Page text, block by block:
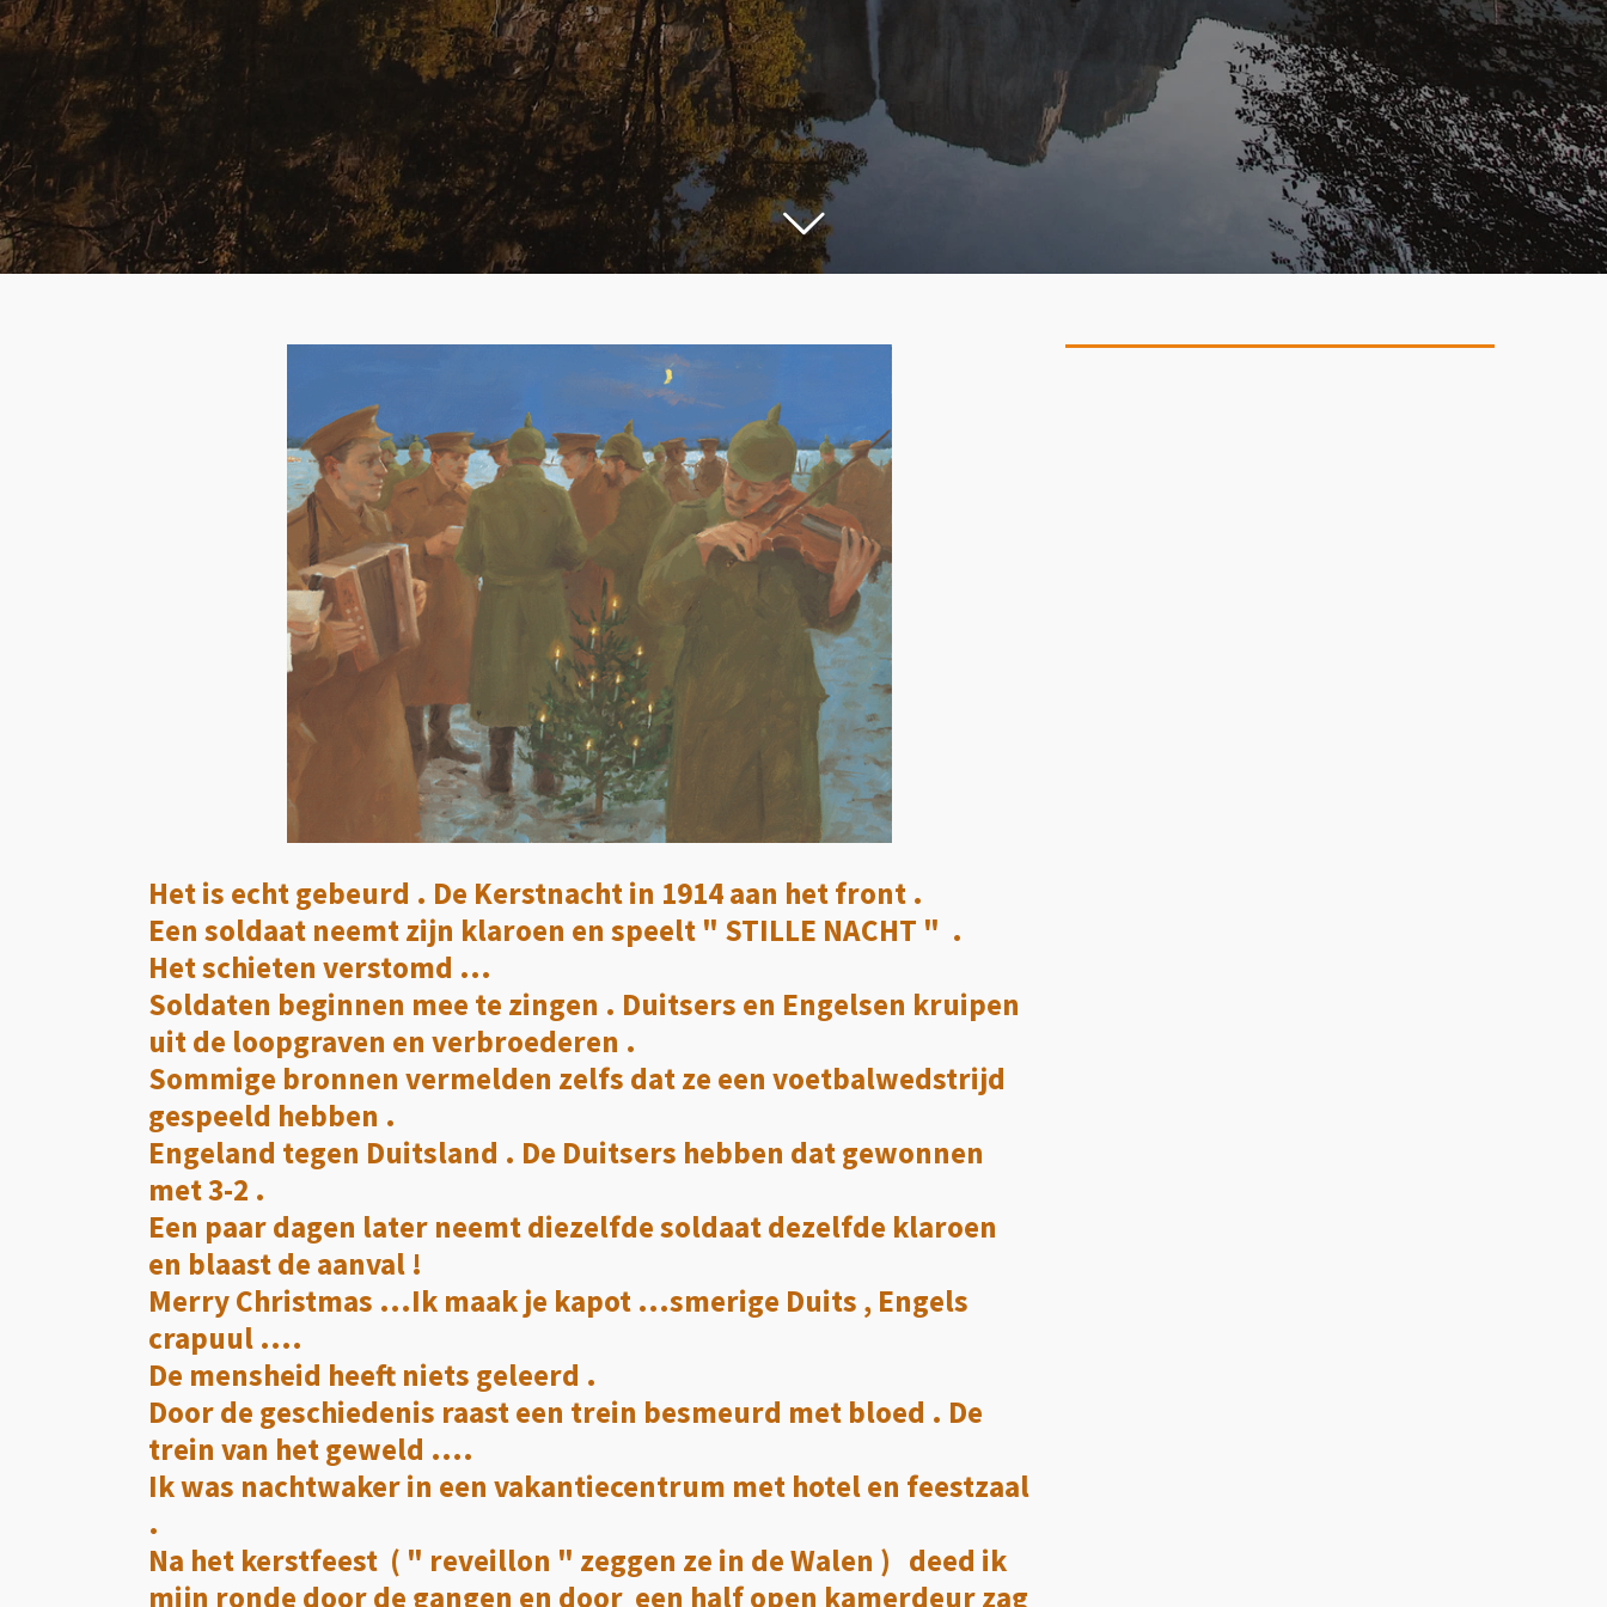
Het is echt gebeurd . De Kerstnacht in 1914 aan het front .
Een soldaat neemt zijn klaroen en speelt " STILLE NACHT " .
Het schieten verstomd ...
Soldaten beginnen mee te zingen . Duitsers en Engelsen kruipen
uit de loopgraven en verbroederen .
Sommige bronnen vermelden zelfs dat ze een voetbalwedstrijd
gespeeld hebben .
Engeland tegen Duitsland . De Duitsers hebben dat gewonnen
met 3-2 .
Een paar dagen later neemt diezelfde soldaat dezelfde klaroen
en blaast de aanval !
Merry Christmas ...Ik maak je kapot ...smerige Duits , Engels
crapuul ....
De mensheid heeft niets geleerd .
Door de geschiedenis raast een trein besmeurd met bloed . De
trein van het geweld ....
Ik was nachtwaker in een vakantiecentrum met hotel en feestzaal
.
Na het kerstfeest ( " reveillon " zeggen ze in de Walen ) deed ik
mijn ronde door de gangen en door een half open kamerdeur zag